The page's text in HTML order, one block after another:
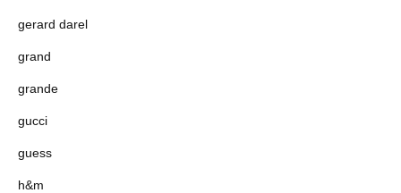
gerard darel
grand
grande
gucci
guess
h&m